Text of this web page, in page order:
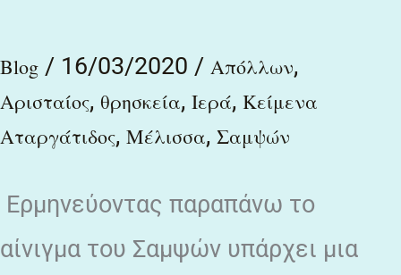
Blog / 16/03/2020 / Απόλλων,
Αρισταίος, θρησκεία, Ιερά, Κείμενα
Αταργάτιδος, Μέλισσα, Σαμψών
Ερμηνεύοντας παραπάνω το
αίνιγμα του Σαμψών υπάρχει μια
ἀγαθός…